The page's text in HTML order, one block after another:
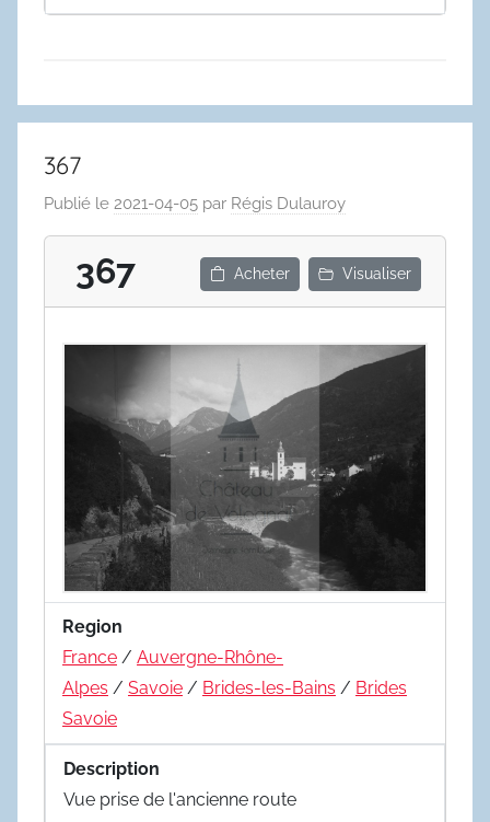
367
Publié le 2021-04-05 par Régis Dulauroy
367 Acheter Visualiser
Region
France / Auvergne-Rhône-
Alpes / Savoie / Brides-les-Bains / Brides
Savoie
Description
Vue prise de l'ancienne route